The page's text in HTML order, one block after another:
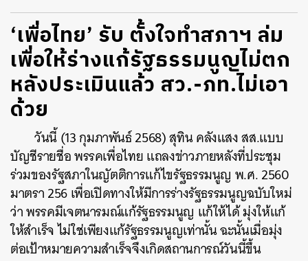
‘เพื่อไทย’ รับ ตั้งใจทำสภาฯ ล่ม
เพื่อให้ร่างแก้รัฐธรรมนูญไม่ตก
หลังประเมินแล้ว สว.-ภท.ไม่เอา
ด้วย
วันนี้ (13 กุมภาพันธ์ 2568) สุทิน คลังแสง สส.แบบ
บัญชีรายชื่อ พรรคเพื่อไทย แถลงข่าวภายหลังที่ประชุม
ร่วมของรัฐสภาในญัตติการแก้ไขรัฐธรรมนูญ พ.ศ. 2560
มาตรา 256 เพื่อเปิดทางให้มีการร่างรัฐธรรมนูญฉบับใหม่
ว่า พรรคมีเจตนารมณ์แก้รัฐธรรมนูญ แก้ให้ได้ มุ่งให้แก้
ให้สำเร็จ ไม่ใช่เพียงแก้รัฐธรรมนูญเท่านั้น ฉะนั้นเมื่อมุ่ง
ต่อเป้าหมายความสำเร็จจึงเกิดสถานการณ์วันนี้ขึ้น